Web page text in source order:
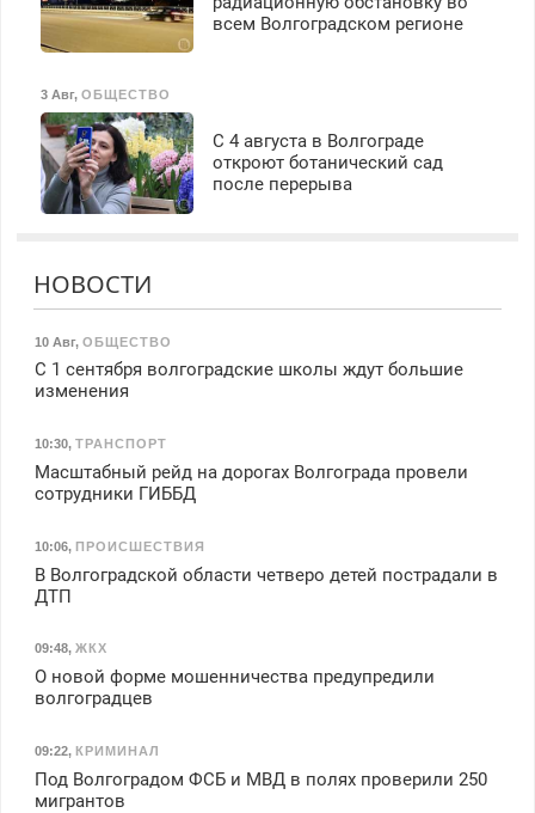
всем Волгоградском регионе
3 Авг, ОБЩЕСТВО
С 4 августа в Волгограде
откроют ботанический сад
после перерыва
НОВОСТИ
10 Авг, ОБЩЕСТВО
С 1 сентября волгоградские школы ждут большие
изменения
10:30, ТРАНСПОРТ
Масштабный рейд на дорогах Волгограда провели
сотрудники ГИББД
10:06, ПРОИСШЕСТВИЯ
В Волгоградской области четверо детей пострадали в
ДТП
09:48, ЖКХ
О новой форме мошенничества предупредили
волгоградцев
09:22, КРИМИНАЛ
Под Волгоградом ФСБ и МВД в полях проверили 250
мигрантов